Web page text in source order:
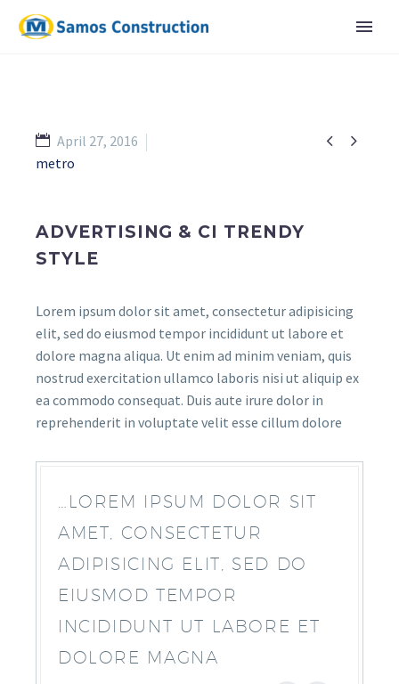
 
April 27, 2016
metro
ADVERTISING & CI TRENDY
STYLE
Lorem ipsum dolor sit amet, consectetur adipisicing
elit, sed do eiusmod tempor incididunt ut labore et
dolore magna aliqua. Ut enim ad minim veniam, quis
nostrud exercitation ullamco laboris nisi ut aliquip ex
ea commodo consequat. Duis aute irure dolor in
reprehenderit in voluptate velit esse cillum dolore
…LOREM IPSUM DOLOR SIT
AMET, CONSECTETUR
ADIPISICING ELIT, SED DO
EIUSMOD TEMPOR
INCIDIDUNT UT LABORE ET
DOLORE MAGNA